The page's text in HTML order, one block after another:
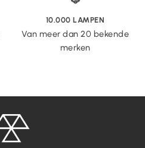
10.000 LAMPEN
Van meer dan 20 bekende
merken